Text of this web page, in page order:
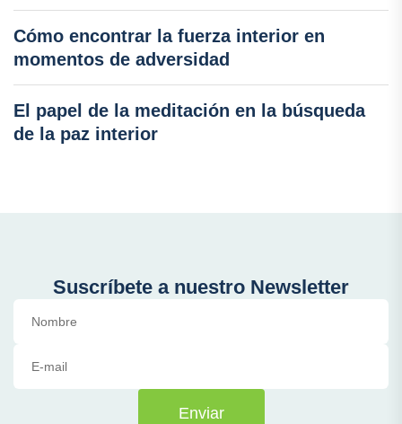
Cómo encontrar la fuerza interior en
momentos de adversidad
El papel de la meditación en la búsqueda
de la paz interior
Suscríbete a nuestro Newsletter
Enviar